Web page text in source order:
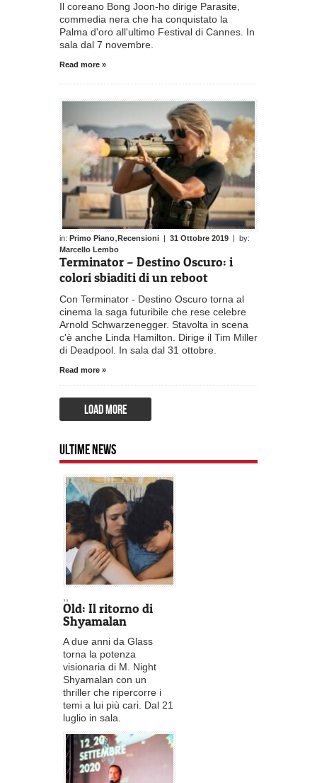
Il coreano Bong Joon-ho dirige Parasite,
commedia nera che ha conquistato la
Palma d'oro all'ultimo Festival di Cannes. In
sala dal 7 novembre.
Read more »
in: Primo Piano Recensioni | 31 Ottobre 2019 | by:
Marcello Lembo
Terminator – Destino Oscuro: i
colori sbiaditi di un reboot
Con Terminator - Destino Oscuro torna al
cinema la saga futuribile che rese celebre
Arnold Schwarzenegger. Stavolta in scena
c'è anche Linda Hamilton. Dirige il Tim Miller
di Deadpool. In sala dal 31 ottobre.
Read more »
LOAD MORE
ULTIME NEWS
Old: Il ritorno di
Shyamalan
A due anni da Glass
torna la potenza
visionaria di M. Night
Shyamalan con un
thriller che ripercorre i
temi a lui più cari. Dal 21
luglio in sala.